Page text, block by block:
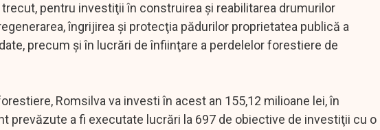
pentru investiţii în construirea şi reabilitarea drumurilor
îngrijirea şi protecţia pădurilor proprietatea publică a
precum şi în lucrări de înfiinţare a perdelelor forestiere de
Romsilva va investi în acest an 155,12 milioane lei, în
prevăzute a fi executate lucrări la 697 de obiective de investiţii cu o